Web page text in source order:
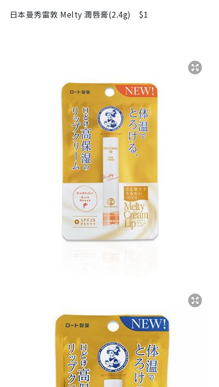
日本曼秀雷敦 Melty 潤唇膏(2.4g) $1